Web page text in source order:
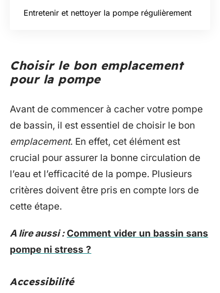
Entretenir et nettoyer la pompe régulièrement
Choisir le bon emplacement
pour la pompe
Avant de commencer à cacher votre pompe
de bassin, il est essentiel de choisir le bon
emplacement. En effet, cet élément est
crucial pour assurer la bonne circulation de
l’eau et l’efficacité de la pompe. Plusieurs
critères doivent être pris en compte lors de
cette étape.
A lire aussi : Comment vider un bassin sans
pompe ni stress ?
Accessibilité